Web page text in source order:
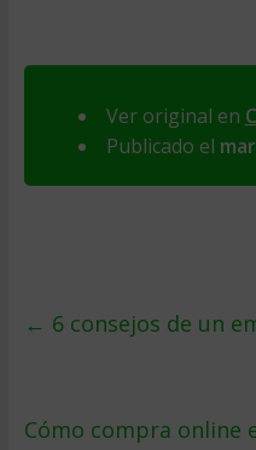
Ver original en
Publicado el
← 6 consejos de un
Cómo compra online